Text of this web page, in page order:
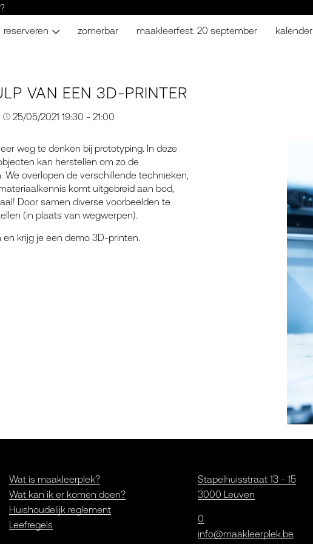
reserveren zomerbar maakleerfest: 20 september kalender
VAN EEN 3D-PRINTER
25/05/2021 19:30 - 21:00
weg te denken bij prototyping. In deze
kan herstellen om zo de
overlopen de verschillende technieken,
komt uitgebreid aan bod,
Door samen diverse voorbeelden te
(in plaats van wegwerpen).
krijg je een demo 3D-printen.
Wat is maakleerplek?
Wat kan ik er komen doen?
Huishoudelijk reglement
Leefregels
Stapelhuisstraat 13 - 15
3000 Leuven
0
info@maakleerplek.be